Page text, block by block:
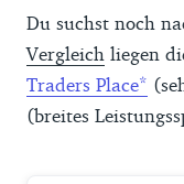
Du suchst noch
Vergleich liegen
Traders Place
(breites